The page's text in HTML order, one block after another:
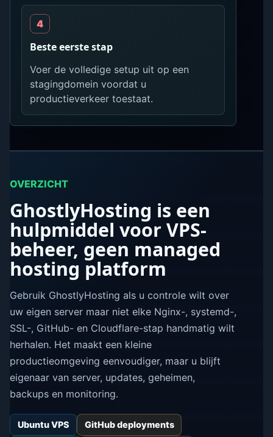
Beste eerste stap
Voer de volledige setup uit op een
stagingdomein voordat u
productieverkeer toestaat.
OVERZICHT
GhostlyHosting is een
hulpmiddel voor VPS-
beheer, geen managed
hosting platform
Gebruik GhostlyHosting als u controle wilt over
uw eigen server maar niet elke Nginx-, systemd-,
SSL-, GitHub- en Cloudflare-stap handmatig wilt
herhalen. Het maakt een kleine
productieomgeving eenvoudiger, maar u blijft
eigenaar van server, updates, geheimen,
backups en monitoring.
Ubuntu VPS GitHub deployments